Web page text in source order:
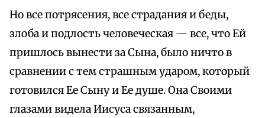
Но все потрясения, все страдания и беды,
злоба и подлость человеческая — все, что Ей
пришлось вынести за Сына, было ничто в
сравнении с тем страшным ударом, который
готовился Ее Сыну и Ее душе. Она Своими
глазами видела Иисуса связанным,